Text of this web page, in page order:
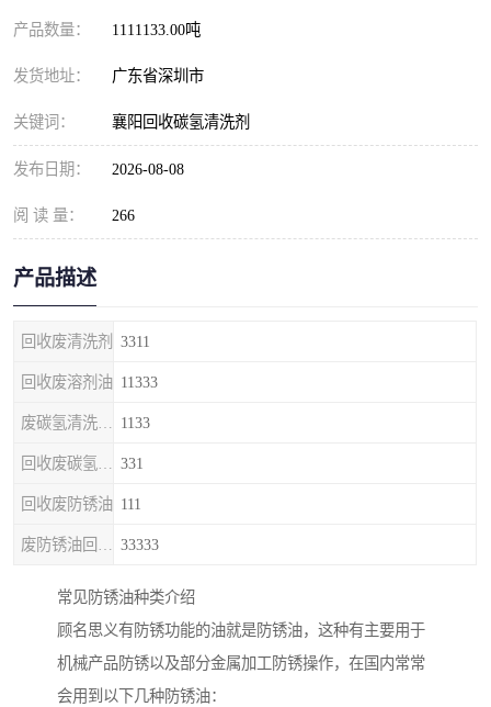
产品数量： 1111133.00吨
发货地址： 广东省深圳市
关键词： 襄阳回收碳氢清洗剂
发布日期： 2026-08-08
阅 读 量： 266
产品描述
回收废清洗剂 3311
回收废溶剂油 11333
1133
331
回收废防锈油 111
33333
常见防锈油种类介绍
顾名思义有防锈功能的油就是防锈油，这种有主要用于
机械产品防锈以及部分金属加工防锈操作，在国内常常
会用到以下几种防锈油：